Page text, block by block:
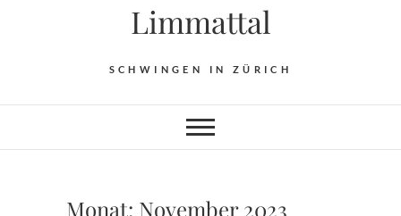
Limmattal
SCHWINGEN IN ZÜRICH
Monat: November 2023